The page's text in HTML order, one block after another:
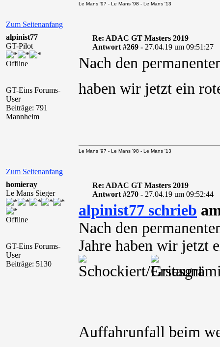
Zum Seitenanfang
Le Mans '97 - Le Mans '98 - Le Mans '13
alpinist77
GT-Pilot
Offline
GT-Eins Forums-
User
Beiträge: 791
Mannheim
Re: ADAC GT Masters 2019
Antwort #269 - 27.04.19 um 09:51:27
Nach den
haben wir jetzt ein
Zum Seitenanfang
Le Mans '97 - Le Mans '98 - Le Mans '13
homieray
Le Mans Sieger
Offline
GT-Eins Forums-
User
Beiträge: 5130
Re: ADAC GT Masters 2019
Antwort #270 - 27.04.19 um 09:52:44
alpinist77 schrieb
Nach den
Jahre haben wir jetzt
Auffahrunfall beim